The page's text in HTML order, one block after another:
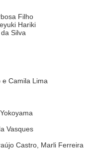
Filho
Hariki
Silva
e Camila Lima
Vasques
Castro, Marli Ferreira